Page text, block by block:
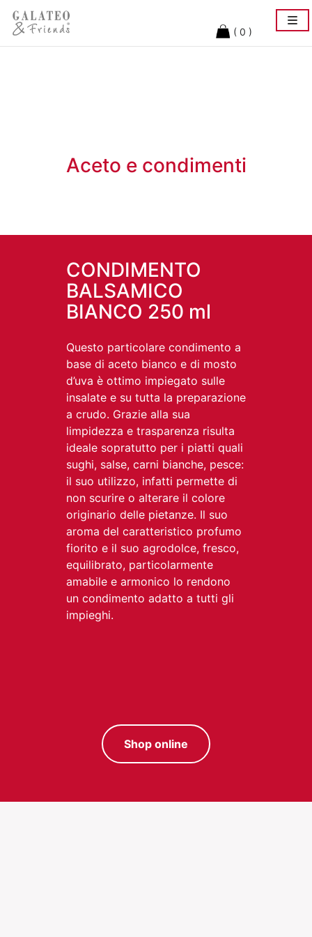
( 0 )
Aceto e condimenti
CONDIMENTO
BALSAMICO
BIANCO 250 ml
Questo particolare condimento a
base di aceto bianco e di mosto
d’uva è ottimo impiegato sulle
insalate e su tutta la preparazione
a crudo. Grazie alla sua
limpidezza e trasparenza risulta
ideale sopratutto per i piatti quali
sughi, salse, carni bianche, pesce:
il suo utilizzo, infatti permette di
non scurire o alterare il colore
originario delle pietanze. Il suo
aroma del caratteristico profumo
fiorito e il suo agrodolce, fresco,
equilibrato, particolarmente
amabile e armonico lo rendono
un condimento adatto a tutti gli
impieghi.
Shop online